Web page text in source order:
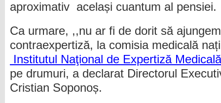
aproximativ același cuantum al pensiei.
Ca urmare, ,,nu ar fi de dorit să
contraexpertiză, la comisia medicală
Institutul Naţional de Expertiză
pe drumuri, a declarat Directorul
Cristian Soponoș.